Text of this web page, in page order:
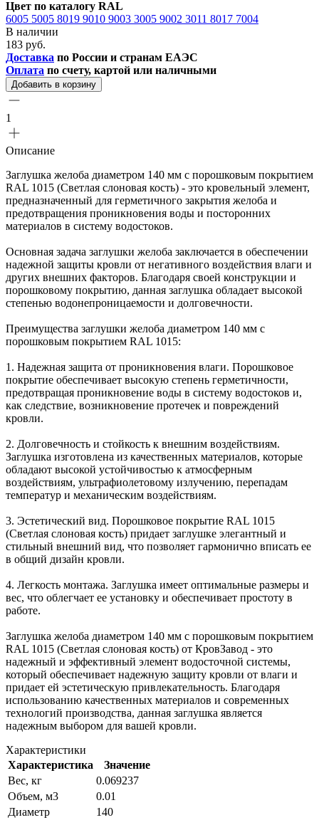
Цвет по каталогу RAL
6005 5005 8019 9010 9003 3005 9002 3011 8017 7004
В наличии
183 руб.
Доставка по России и странам ЕАЭС
Оплата по счету, картой или наличными
Добавить в корзину
1
Описание
Заглушка желоба диаметром 140 мм с порошковым покрытием
RAL 1015 (Светлая слоновая кость) - это кровельный элемент,
предназначенный для герметичного закрытия желоба и
предотвращения проникновения воды и посторонних
материалов в систему водостоков.
Основная задача заглушки желоба заключается в обеспечении
надежной защиты кровли от негативного воздействия влаги и
других внешних факторов. Благодаря своей конструкции и
порошковому покрытию, данная заглушка обладает высокой
степенью водонепроницаемости и долговечности.
Преимущества заглушки желоба диаметром 140 мм с
порошковым покрытием RAL 1015:
1. Надежная защита от проникновения влаги. Порошковое
покрытие обеспечивает высокую степень герметичности,
предотвращая проникновение воды в систему водостоков и,
как следствие, возникновение протечек и повреждений
кровли.
2. Долговечность и стойкость к внешним воздействиям.
Заглушка изготовлена из качественных материалов, которые
обладают высокой устойчивостью к атмосферным
воздействиям, ультрафиолетовому излучению, перепадам
температур и механическим воздействиям.
3. Эстетический вид. Порошковое покрытие RAL 1015
(Светлая слоновая кость) придает заглушке элегантный и
стильный внешний вид, что позволяет гармонично вписать ее
в общий дизайн кровли.
4. Легкость монтажа. Заглушка имеет оптимальные размеры и
вес, что облегчает ее установку и обеспечивает простоту в
работе.
Заглушка желоба диаметром 140 мм с порошковым покрытием
RAL 1015 (Светлая слоновая кость) от КровЗавод - это
надежный и эффективный элемент водосточной системы,
который обеспечивает надежную защиту кровли от влаги и
придает ей эстетическую привлекательность. Благодаря
использованию качественных материалов и современных
технологий производства, данная заглушка является
надежным выбором для вашей кровли.
Характеристики
Характеристика
Значение
Вес, кг
0.069237
Объем, м3
0.01
Диаметр
140